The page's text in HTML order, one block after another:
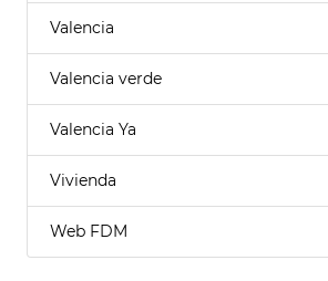
Valencia
Valencia verde
Valencia Ya
Vivienda
Web FDM